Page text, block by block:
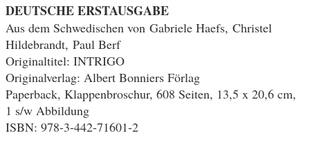
DEUTSCHE ERSTAUSGABE
Aus dem Schwedischen von Gabriele Haefs, Christel
Hildebrandt, Paul Berf
Originaltitel: INTRIGO
Originalverlag: Albert Bonniers Förlag
Paperback, Klappenbroschur, 608 Seiten, 13,5 x 20,6 cm,
1 s/w Abbildung
ISBN: 978-3-442-71601-2